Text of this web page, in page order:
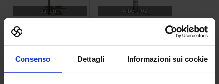
Consenso Dettagli Informazioni sui cookie
Banane Albero 02